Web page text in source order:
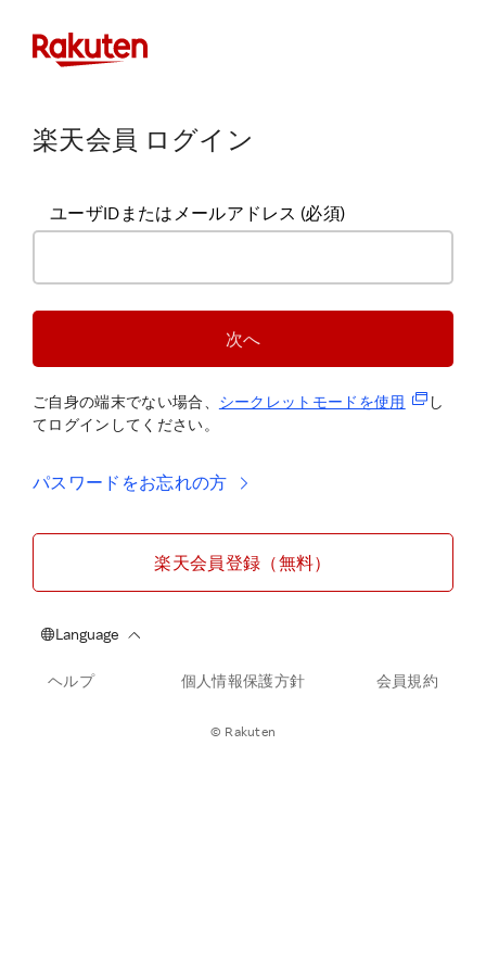
楽天会員 ログイン
ユーザIDまたはメールアドレス (必須)
次へ
ご自身の端末でない場合、 シークレットモードを使用 (新規タブ
し
てログインしてください。
パスワードをお忘れの方
楽天会員登録（無料）
ヘルプ 個人情報保護方針 会員規約
© Rakuten